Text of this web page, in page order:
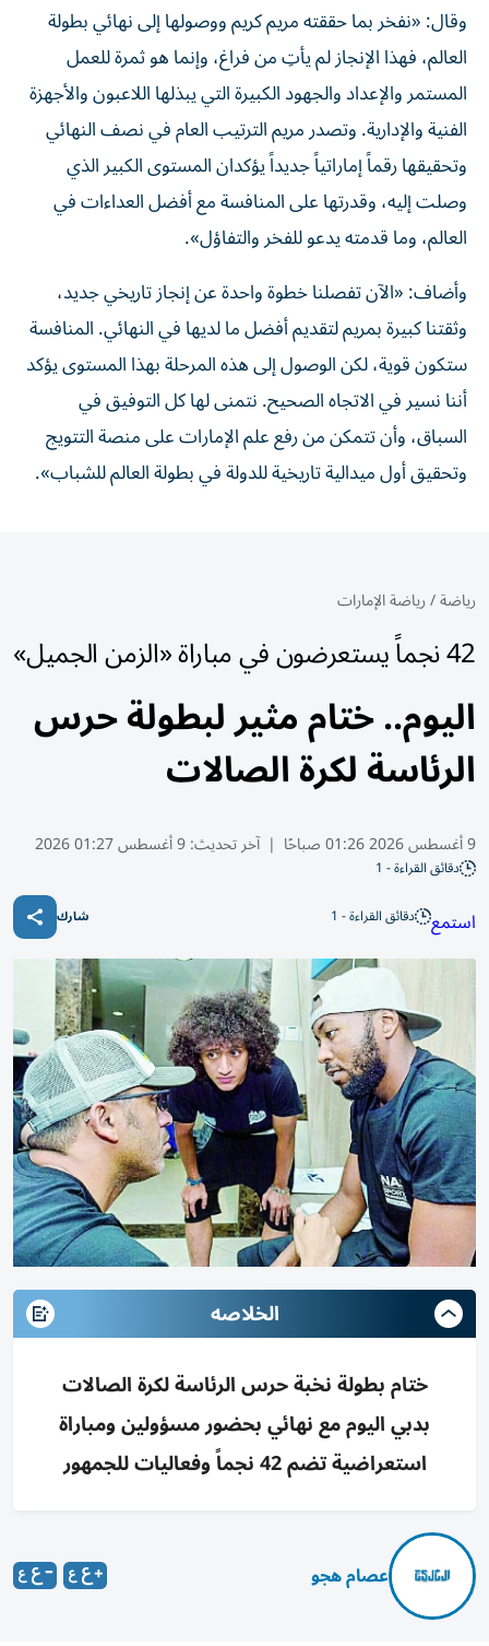
وقال: «نفخر بما حققته مريم كريم ووصولها إلى نهائي بطولة
العالم، فهذا الإنجاز لم يأتِ من فراغ، وإنما هو ثمرة للعمل
المستمر والإعداد والجهود الكبيرة التي يبذلها اللاعبون والأجهزة
الفنية والإدارية. وتصدر مريم الترتيب العام في نصف النهائي
وتحقيقها رقماً إماراتياً جديداً يؤكدان المستوى الكبير الذي
وصلت إليه، وقدرتها على المنافسة مع أفضل العداءات في
العالم، وما قدمته يدعو للفخر والتفاؤل».
وأضاف: «الآن تفصلنا خطوة واحدة عن إنجاز تاريخي جديد،
وثقتنا كبيرة بمريم لتقديم أفضل ما لديها في النهائي. المنافسة
ستكون قوية، لكن الوصول إلى هذه المرحلة بهذا المستوى يؤكد
أننا نسير في الاتجاه الصحيح. نتمنى لها كل التوفيق في
السباق، وأن تتمكن من رفع علم الإمارات على منصة التتويج
وتحقيق أول ميدالية تاريخية للدولة في بطولة العالم للشباب».
رياضة/رياضة الإمارات
42 نجماً يستعرضون في مباراة «الزمن الجميل»
اليوم.. ختام مثير لبطولة حرس
الرئاسة لكرة الصالات
9 أغسطس 2026 01:26 صباحًا | آخر تحديث:9 أغسطس 01:27 2026
دقائق القراءة - 1
استمع دقائق القراءة - 1 شارك
الخلاصه
ختام بطولة نخبة حرس الرئاسة لكرة الصالات
بدبي اليوم مع نهائي بحضور مسؤولين ومباراة
استعراضية تضم 42 نجماً وفعاليات للجمهور
عصام هجو